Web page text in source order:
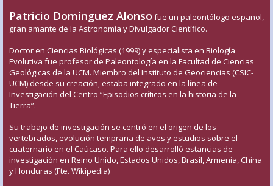
Patricio Domínguez Alonso fue un paleontólogo español,
gran amante de la Astronomía y Divulgador Científico.
Doctor en Ciencias Biológicas (1999) y especialista en Biología
Evolutiva fue profesor de Paleontología en la Facultad de Ciencias
Geológicas de la UCM. Miembro del Instituto de Geociencias (CSIC-
UCM) desde su creación, estaba integrado en la línea de
Investigación del Centro “Episodios críticos en la historia de la
Tierra”.
Su trabajo de investigación se centró en el origen de los
vertebrados, evolución temprana de aves y estudios sobre el
cuaternario en el Caúcaso. Para ello desarrolló estancias de
investigación en Reino Unido, Estados Unidos, Brasil, Armenia, China
y Honduras (Fte. Wikipedia)